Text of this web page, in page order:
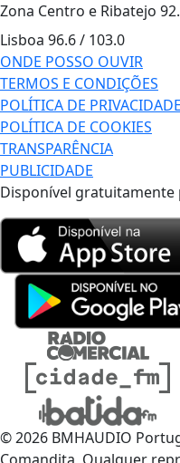
Zona Centro e Ribatejo
Lisboa 96.6 / 103.0
ONDE POSSO OUVIR
TERMOS E CONDIÇÕES
POLÍTICA DE PRIVACIDADE
POLÍTICA DE COOKIES
TRANSPARÊNCIA
PUBLICIDADE
Disponível gratuitamente
© 2026 BMHAUDIO